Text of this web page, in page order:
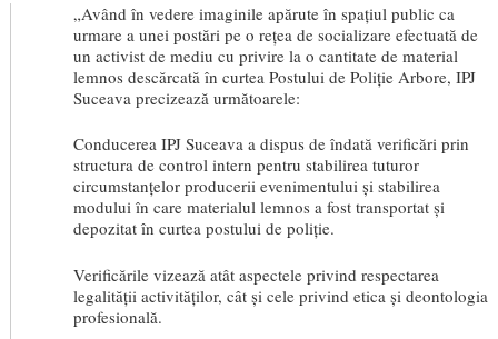
„Având în vedere imaginile apărute în spațiul public ca
urmare a unei postări pe o rețea de socializare efectuată de
un activist de mediu cu privire la o cantitate de material
lemnos descărcată în curtea Postului de Poliție Arbore, IPJ
Suceava precizează următoarele:
Conducerea IPJ Suceava a dispus de îndată verificări prin
structura de control intern pentru stabilirea tuturor
circumstanțelor producerii evenimentului și stabilirea
modului în care materialul lemnos a fost transportat și
depozitat în curtea postului de poliție.
Verificările vizează atât aspectele privind respectarea
legalității activităților, cât și cele privind etica și deontologia
profesională.